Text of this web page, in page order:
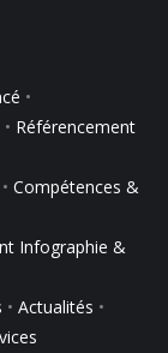
•
• Référencement
• Compétences &
Infographie &
• Actualités •